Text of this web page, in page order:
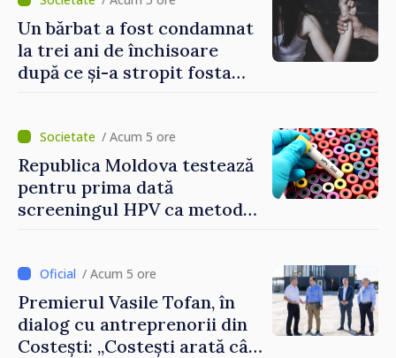
Un bărbat a fost condamnat
la trei ani de închisoare
după ce și-a stropit fosta
/ Acum 5 ore
Republica Moldova testează
pentru prima dată
screeningul HPV ca metodă
/ Acum 5 ore
Premierul Vasile Tofan, în
dialog cu antreprenorii din
Costești: „Costești arată cât